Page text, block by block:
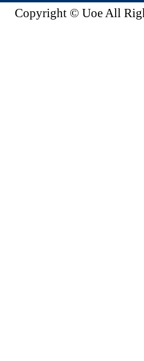
Copyright © Uoe All